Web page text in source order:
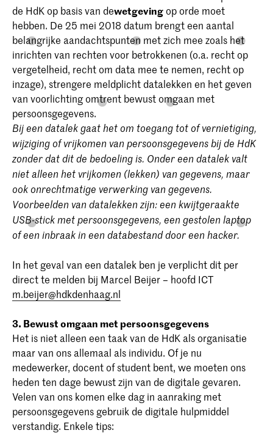
de HdK op basis van dewetgevingop orde moet
hebben. De 25 mei 2018 datum brengt een aantal
belangrijke aandachtspunten met zich mee zoals het
inrichten van rechten voor betrokkenen (o.a. recht op
vergetelheid, recht om data mee te nemen, recht op
inzage), strengere meldplicht datalekken en het geven
van voorlichting omtrent bewust omgaan met
persoonsgegevens.
Bij een datalek gaat het om toegang tot of vernietiging,
wijziging of vrijkomen van persoonsgegevens bij de HdK
zonder dat dit de bedoeling is. Onder een datalek valt
niet alleen het vrijkomen (lekken) van gegevens, maar
ook onrechtmatige verwerking van gegevens.
Voorbeelden van datalekken zijn: een kwijtgeraakte
USB-stick met persoonsgegevens, een gestolen laptop
of een inbraak in een databestand door een hacker.
In het geval van een datalek ben je verplicht dit per
direct te melden bij Marcel Beijer – hoofd ICT
m.beijer@hdkdenhaag.nl
3. Bewust omgaan met persoonsgegevens
Het is niet alleen een taak van de HdK als organisatie
maar van ons allemaal als individu. Of je nu
medewerker, docent of student bent, we moeten ons
heden ten dage bewust zijn van de digitale gevaren.
Velen van ons komen elke dag in aanraking met
persoonsgegevens gebruik de digitale hulpmiddel
verstandig. Enkele tips: